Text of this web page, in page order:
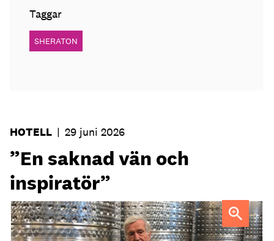
Taggar
SHERATON
HOTELL | 29 juni 2026
”En saknad vän och
inspiratör”
Ejnar Söder var en drivande kraft i den svenska
hotellbranchen.